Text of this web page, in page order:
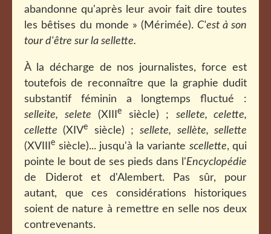
abandonne qu'après leur avoir fait dire toutes
les bêtises du monde » (Mérimée). C'est à son
tour d'être sur la sellette.
À la décharge de nos journalistes, force est
toutefois de reconnaître que la graphie dudit
substantif féminin a longtemps fluctué :
selleite, selete (XIII e siècle) ; sellete, celette,
cellette(XIVe siècle) ;sellete, sellète, sellette
(XVIII
e siècle)... jusqu'à la variante scellette, qui
pointe le bout de ses pieds dans l'Encyclopédie
de Diderot et d'Alembert. Pas sûr, pour
autant, que ces considérations historiques
soient de nature à remettre en selle nos deux
contrevenants.